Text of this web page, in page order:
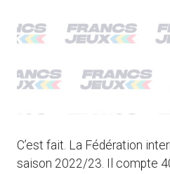
C’est fait. La Fédération
saison 2022/23. Il compte